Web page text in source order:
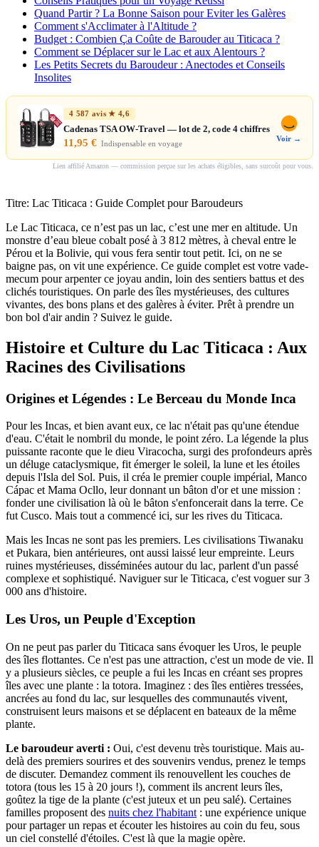
Quand Partir ? La Bonne Saison pour Eviter les Galères
Comment s'Acclimater à l'Altitude ?
Budget : Combien Ça Coûte de Barouder au Titicaca ?
Comment se Déplacer sur le Lac et aux Alentours ?
Les Petits Secrets du Baroudeur : Anectodes et Conseils
Insolites
4 587 avis ★ 4,6
Cadenas TSA OW-Travel — lot de 2, code 4 chiffres
11,95 € Indispensable en voyage
Voir →
Lien affilié Amazon — commission perçue sur les achats éligibles, sans surcoût pour vous.
Titre: Lac Titicaca : Guide Complet pour Baroudeurs
Le Lac Titicaca, ce n’est pas un lac, c’est une mer en altitude. Un
monstre d’eau bleue cobalt posé à 3 812 mètres, à cheval entre le
Pérou et la Bolivie, qui vous fera sentir tout petit. Ici, on ne se
baigne pas, on vit une expérience. Ce guide complet est votre vade-
mecum pour arpenter ce joyau andin, loin des sentiers battus et des
clichés touristiques. On parle des îles mystérieuses, des cultures
vivantes, des bons plans et des galères à éviter. Prêt à prendre un
bon bol d'air andin ? Suivez le guide.
Histoire et Culture du Lac Titicaca : Aux
Racines des Civilisations
Origines et Légendes : Le Berceau du Monde Inca
Pour les Incas, et bien avant eux, ce lac n'était pas qu'une étendue
d'eau. C'était le nombril du monde, le point zéro. La légende la plus
puissante raconte que le dieu Viracocha, surgi des profondeurs après
un déluge cataclysmique, fit émerger le soleil, la lune et les étoiles
depuis l'Isla del Sol. Puis, il créa le premier couple impérial, Manco
Cápac et Mama Ocllo, leur donnant un bâton d'or et une mission :
fonder une civilisation là où le bâton s'enfoncerait dans la terre. Ce
fut Cusco. Mais tout a commencé ici, sur les rives du Titicaca.
Mais les Incas ne sont pas les premiers. Les civilisations Tiwanaku
et Pukara, bien antérieures, ont aussi laissé leur empreinte. Leurs
ruines mystérieuses, disséminées autour du lac, parlent d'un passé
complexe et sophistiqué. Naviguer sur le Titicaca, c'est voguer sur 3
000 ans d'histoire.
Les Uros, un Peuple d'Exception
On ne peut pas parler du Titicaca sans évoquer les Uros, le peuple
des îles flottantes. Ce n'est pas une attraction, c'est un mode de vie. Il
y a plusieurs siècles, ce peuple a fui les Incas en créant ses propres
îles avec une plante : la totora. Imaginez : des îles entières tressées,
ancrées au fond du lac, sur lesquelles des communautés vivent,
construisent leurs maisons et se déplacent en bateaux de la même
plante.
Le baroudeur averti : Oui, c'est devenu très touristique. Mais au-
delà des premiers sourires et des souvenirs vendus, prenez le temps
de discuter. Demandez comment ils renouvellent les couches de
totora (tous les 15 à 20 jours !), comment ils ancrent leurs îles,
goûtez la tige de la plante (c'est juteux et un peu salé). Certaines
familles proposent des nuits chez l'habitant : une expérience unique
pour partager un repas et écouter les histoires au coin du feu, sous
un ciel constellé d'étoiles. C'est là que la magie opère.